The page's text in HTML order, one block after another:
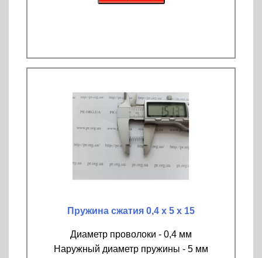
Пружина сжатия 0,4 х 5 х 15
Диаметр проволоки - 0,4 мм
Наружный диаметр пружины - 5 мм